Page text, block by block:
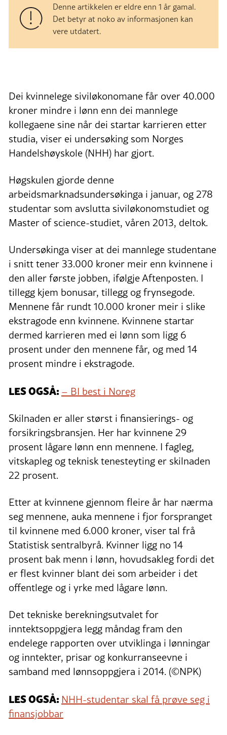
Denne artikkelen er eldre enn 1 år gamal.
Det betyr at noko av informasjonen kan
vere utdatert.
Dei kvinnelege siviløkonomane får over 40.000
kroner mindre i lønn enn dei mannlege
kollegaene sine når dei startar karrieren etter
studia, viser ei undersøking som Norges
Handelshøyskole (NHH) har gjort.
Høgskulen gjorde denne
arbeidsmarknadsundersøkinga i januar, og 278
studentar som avslutta siviløkonomstudiet og
Master of science-studiet, våren 2013, deltok.
Undersøkinga viser at dei mannlege studentane
i snitt tener 33.000 kroner meir enn kvinnene i
den aller første jobben, ifølgje Aftenposten. I
tillegg kjem bonusar, tillegg og frynsegode.
Mennene får rundt 10.000 kroner meir i slike
ekstragode enn kvinnene. Kvinnene startar
dermed karrieren med ei lønn som ligg 6
prosent under den mennene får, og med 14
prosent mindre i ekstragode.
LES OGSÅ:– BI best i Noreg
Skilnaden er aller størst i finansierings- og
forsikringsbransjen. Her har kvinnene 29
prosent lågare lønn enn mennene. I fagleg,
vitskapleg og teknisk tenesteyting er skilnaden
22 prosent.
Etter at kvinnene gjennom fleire år har nærma
seg mennene, auka mennene i fjor forspranget
til kvinnene med 6.000 kroner, viser tal frå
Statistisk sentralbyrå. Kvinner ligg no 14
prosent bak menn i lønn, hovudsakleg fordi det
er flest kvinner blant dei som arbeider i det
offentlege og i yrke med lågare lønn.
Det tekniske berekningsutvalet for
inntektsoppgjera legg måndag fram den
endelege rapporten over utviklinga i lønningar
og inntekter, prisar og konkurranseevne i
samband med lønnsoppgjera i 2014. (©NPK)
LES OGSÅ: NHH-studentar skal få prøve seg i
finansjobbar